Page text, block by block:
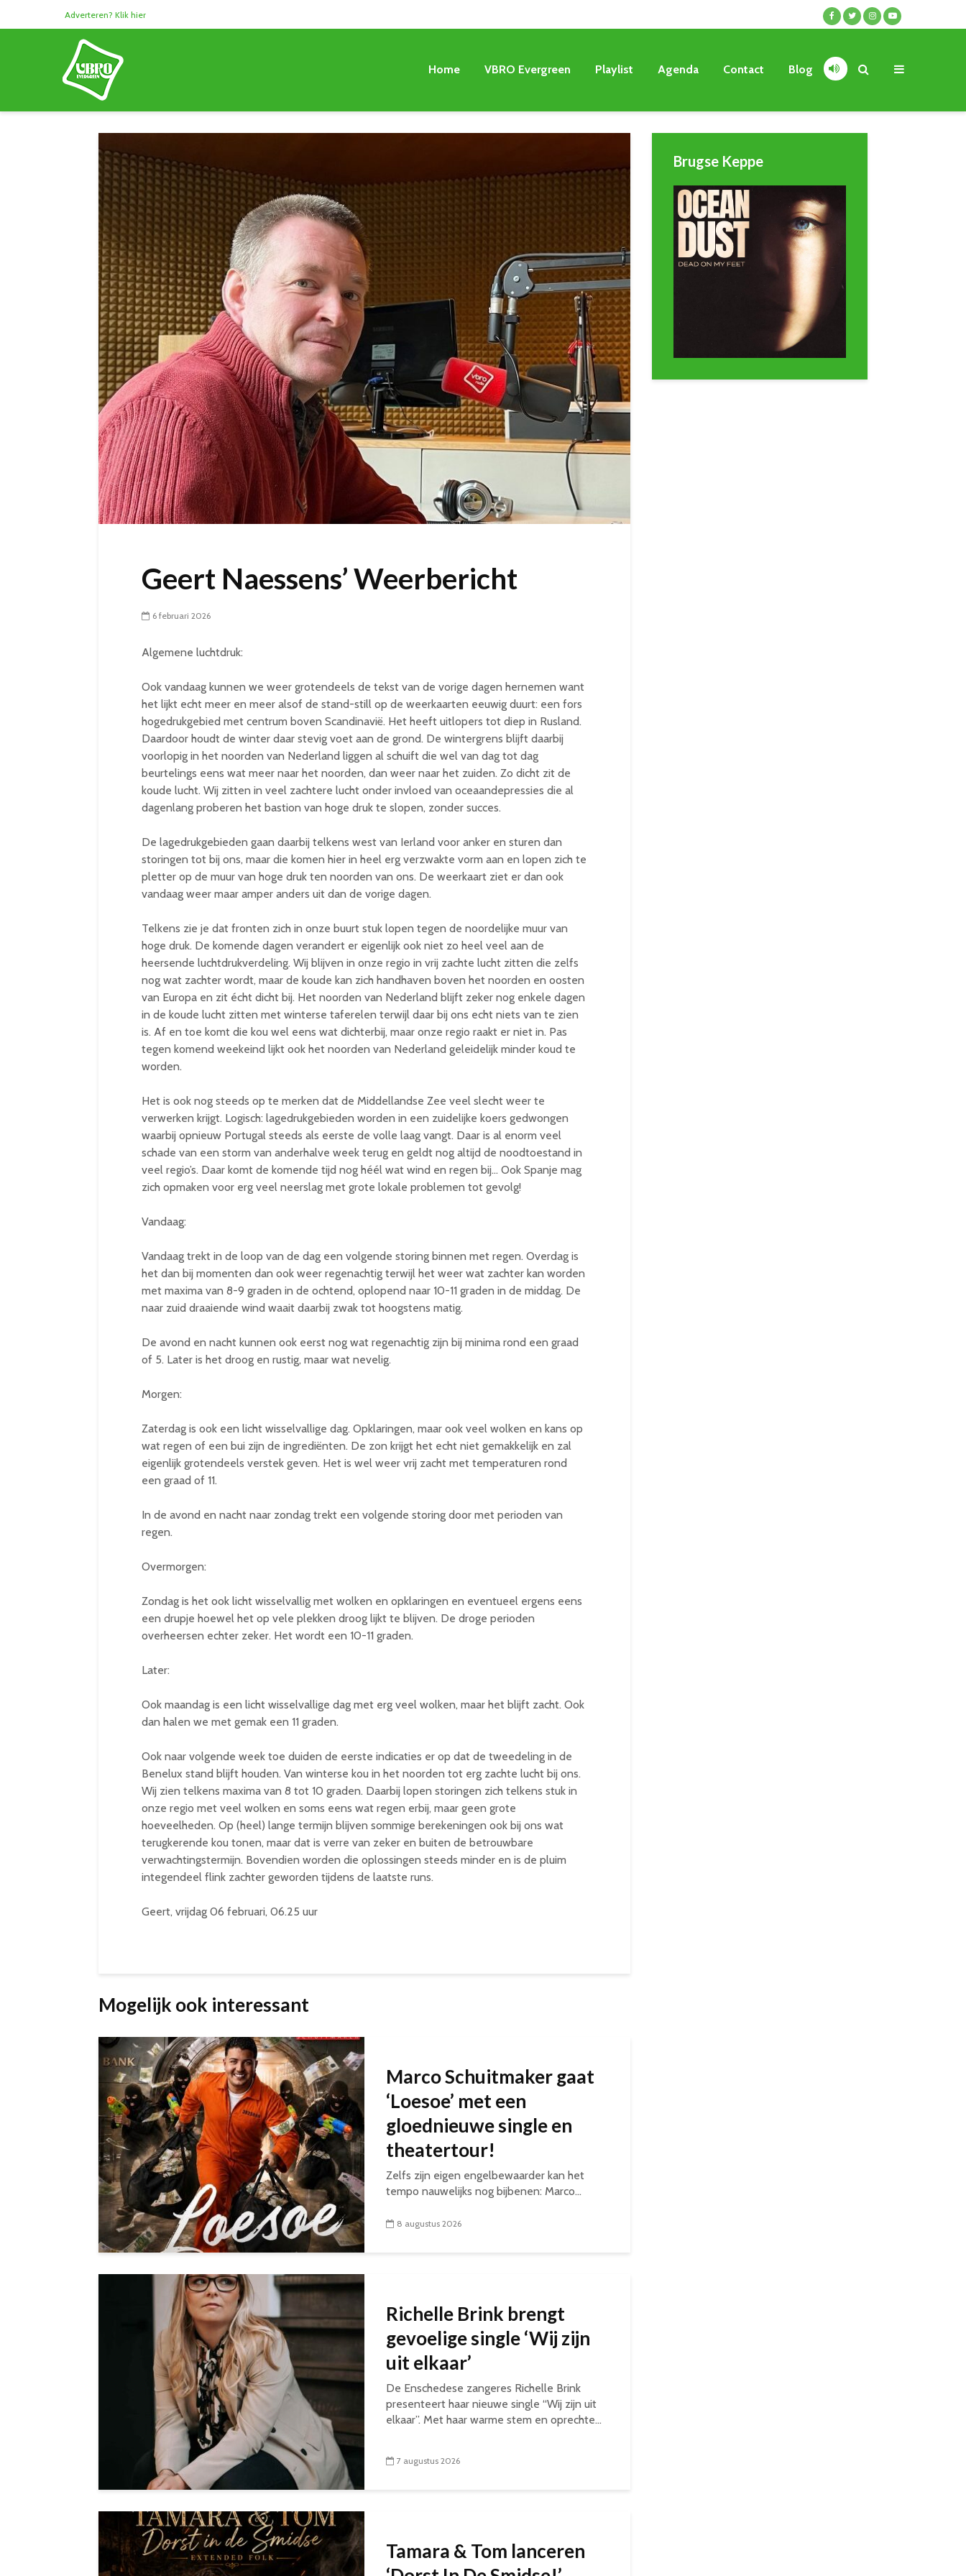
Adverteren? Klik hier
Home VBRO Evergreen Playlist Agenda Contact Blog
Geert Naessens’ Weerbericht
6 februari 2026
Algemene luchtdruk:
Ook vandaag kunnen we weer grotendeels de tekst van de vorige dagen hernemen want
het lijkt echt meer en meer alsof de stand-still op de weerkaarten eeuwig duurt: een fors
hogedrukgebied met centrum boven Scandinavië. Het heeft uitlopers tot diep in Rusland.
Daardoor houdt de winter daar stevig voet aan de grond. De wintergrens blijft daarbij
voorlopig in het noorden van Nederland liggen al schuift die wel van dag tot dag
beurtelings eens wat meer naar het noorden, dan weer naar het zuiden. Zo dicht zit de
koude lucht. Wij zitten in veel zachtere lucht onder invloed van oceaandepressies die al
dagenlang proberen het bastion van hoge druk te slopen, zonder succes.
De lagedrukgebieden gaan daarbij telkens west van Ierland voor anker en sturen dan
storingen tot bij ons, maar die komen hier in heel erg verzwakte vorm aan en lopen zich te
pletter op de muur van hoge druk ten noorden van ons. De weerkaart ziet er dan ook
vandaag weer maar amper anders uit dan de vorige dagen.
Telkens zie je dat fronten zich in onze buurt stuk lopen tegen de noordelijke muur van
hoge druk. De komende dagen verandert er eigenlijk ook niet zo heel veel aan de
heersende luchtdrukverdeling. Wij blijven in onze regio in vrij zachte lucht zitten die zelfs
nog wat zachter wordt, maar de koude kan zich handhaven boven het noorden en oosten
van Europa en zit écht dicht bij. Het noorden van Nederland blijft zeker nog enkele dagen
in de koude lucht zitten met winterse taferelen terwijl daar bij ons echt niets van te zien
is. Af en toe komt die kou wel eens wat dichterbij, maar onze regio raakt er niet in. Pas
tegen komend weekeind lijkt ook het noorden van Nederland geleidelijk minder koud te
worden.
Het is ook nog steeds op te merken dat de Middellandse Zee veel slecht weer te
verwerken krijgt. Logisch: lagedrukgebieden worden in een zuidelijke koers gedwongen
waarbij opnieuw Portugal steeds als eerste de volle laag vangt. Daar is al enorm veel
schade van een storm van anderhalve week terug en geldt nog altijd de noodtoestand in
veel regio’s. Daar komt de komende tijd nog héél wat wind en regen bij… Ook Spanje mag
zich opmaken voor erg veel neerslag met grote lokale problemen tot gevolg!
Vandaag:
Vandaag trekt in de loop van de dag een volgende storing binnen met regen. Overdag is
het dan bij momenten dan ook weer regenachtig terwijl het weer wat zachter kan worden
met maxima van 8-9 graden in de ochtend, oplopend naar 10-11 graden in de middag. De
naar zuid draaiende wind waait daarbij zwak tot hoogstens matig.
De avond en nacht kunnen ook eerst nog wat regenachtig zijn bij minima rond een graad
of 5. Later is het droog en rustig, maar wat nevelig.
Morgen:
Zaterdag is ook een licht wisselvallige dag. Opklaringen, maar ook veel wolken en kans op
wat regen of een bui zijn de ingrediënten. De zon krijgt het echt niet gemakkelijk en zal
eigenlijk grotendeels verstek geven. Het is wel weer vrij zacht met temperaturen rond
een graad of 11.
In de avond en nacht naar zondag trekt een volgende storing door met perioden van
regen.
Overmorgen:
Zondag is het ook licht wisselvallig met wolken en opklaringen en eventueel ergens eens
een drupje hoewel het op vele plekken droog lijkt te blijven. De droge perioden
overheersen echter zeker. Het wordt een 10-11 graden.
Later:
Ook maandag is een licht wisselvallige dag met erg veel wolken, maar het blijft zacht. Ook
dan halen we met gemak een 11 graden.
Ook naar volgende week toe duiden de eerste indicaties er op dat de tweedeling in de
Benelux stand blijft houden. Van winterse kou in het noorden tot erg zachte lucht bij ons.
Wij zien telkens maxima van 8 tot 10 graden. Daarbij lopen storingen zich telkens stuk in
onze regio met veel wolken en soms eens wat regen erbij, maar geen grote
hoeveelheden. Op (heel) lange termijn blijven sommige berekeningen ook bij ons wat
terugkerende kou tonen, maar dat is verre van zeker en buiten de betrouwbare
verwachtingstermijn. Bovendien worden die oplossingen steeds minder en is de pluim
integendeel flink zachter geworden tijdens de laatste runs.
Geert, vrijdag 06 februari, 06.25 uur
Mogelijk ook interessant
Marco Schuitmaker gaat
‘Loesoe’ met een
gloednieuwe single en
theatertour!
Zelfs zijn eigen engelbewaarder kan het
tempo nauwelijks nog bijbenen: Marco...
8 augustus 2026
Richelle Brink brengt
gevoelige single ‘Wij zijn
uit elkaar’
De Enschedese zangeres Richelle Brink
presenteert haar nieuwe single “Wij zijn uit
elkaar”. Met haar warme stem en oprechte...
7 augustus 2026
Tamara & Tom lanceren
Brugse Keppe